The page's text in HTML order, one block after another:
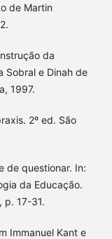
de Martin
da
Sobral e Dinah de
1997.
2º ed. São
de questionar. In:
da Educação.
p. 17-31.
Immanuel Kant e